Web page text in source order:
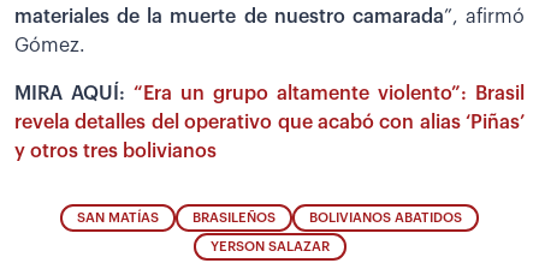
materiales de la muerte de nuestro camarada”, afirmó
Gómez.
MIRA AQUÍ: “Era un grupo altamente violento”: Brasil
revela detalles del operativo que acabó con alias ‘Piñas’
y otros tres bolivianos
SAN MATÍAS BRASILEÑOS BOLIVIANOS ABATIDOS
YERSON SALAZAR